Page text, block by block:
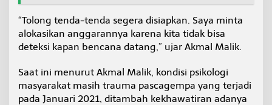
“Tolong tenda-tenda segera disiapkan. Saya minta
alokasikan anggarannya karena kita tidak bisa
deteksi kapan bencana datang,” ujar Akmal Malik.
Saat ini menurut Akmal Malik, kondisi psikologi
masyarakat masih trauma pascagempa yang terjadi
pada Januari 2021, ditambah kekhawatiran adanya